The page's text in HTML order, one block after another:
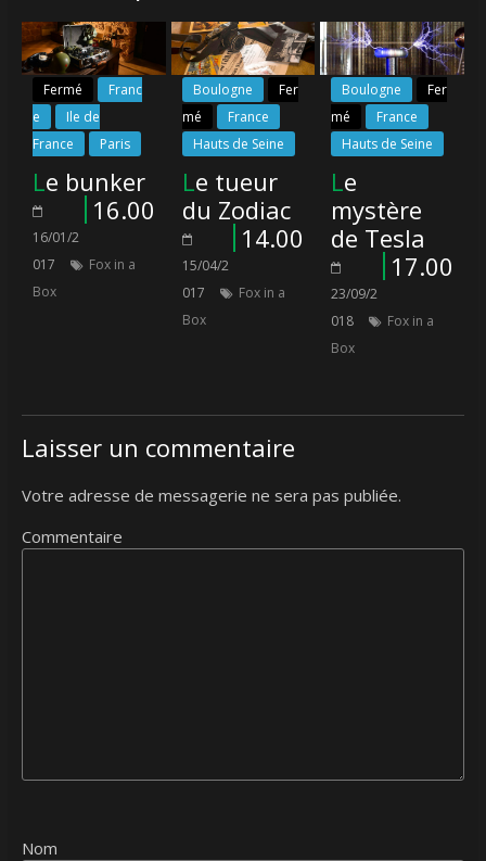
Fermé
Franc
e
Ile de
France
Paris
Le bunker
16.00
16/01/2
017
Fox in a
Box
Boulogne
Fer
mé
France
Hauts de Seine
Le tueur
du Zodiac
14.00
15/04/2
017
Fox in a
Box
Boulogne
Fer
mé
France
Hauts de Seine
Le
mystère
de Tesla
17.00
23/09/2
018
Fox in a
Box
Laisser un commentaire
Votre adresse de messagerie ne sera pas publiée.
Commentaire
Nom